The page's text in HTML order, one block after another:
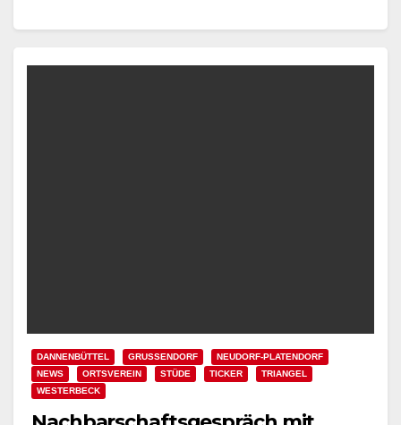
DANNENBÜTTEL GRUSSENDORF
NEUDORF-PLATENDORF
NEWS
ORTSVEREIN STÜDE TICKER
TRIANGEL
WESTERBECK